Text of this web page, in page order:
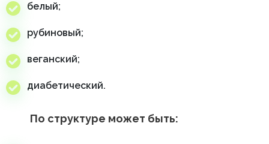
белый;
рубиновый;
веганский;
диабетический.
По структуре может быть: